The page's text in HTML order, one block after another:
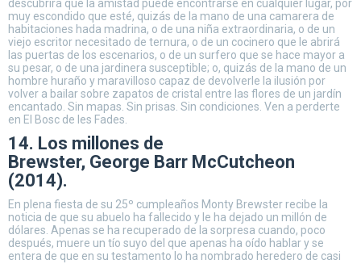
descubrirá que la amistad puede encontrarse en cualquier lugar, por
muy escondido que esté, quizás de la mano de una camarera de
habitaciones hada madrina, o de una niña extraordinaria, o de un
viejo escritor necesitado de ternura, o de un cocinero que le abrirá
las puertas de los escenarios, o de un surfero que se hace mayor a
su pesar, o de una jardinera susceptible; o, quizás de la mano de un
hombre huraño y maravilloso capaz de devolverle la ilusión por
volver a bailar sobre zapatos de cristal entre las flores de un jardín
encantado. Sin mapas. Sin prisas. Sin condiciones. Ven a perderte
en El Bosc de les Fades.
14. Los millones de
Brewster, George Barr McCutcheon
(2014).
En plena fiesta de su 25º cumpleaños Monty Brewster recibe la
noticia de que su abuelo ha fallecido y le ha dejado un millón de
dólares. Apenas se ha recuperado de la sorpresa cuando, poco
después, muere un tío suyo del que apenas ha oído hablar y se
entera de que en su testamento lo ha nombrado heredero de casi